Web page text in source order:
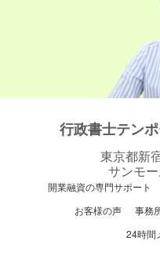
行政書士テン
東京都新
サンモ
開業融資の専門サポート
お客様の声
事務
24時間